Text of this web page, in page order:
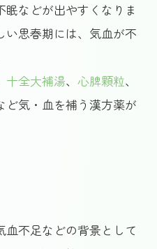
などが出やすくなりま
い思春期には、気血が不
十全大補湯、心脾顆粒、
ど気・血を補う漢方薬が
血不足などの背景として